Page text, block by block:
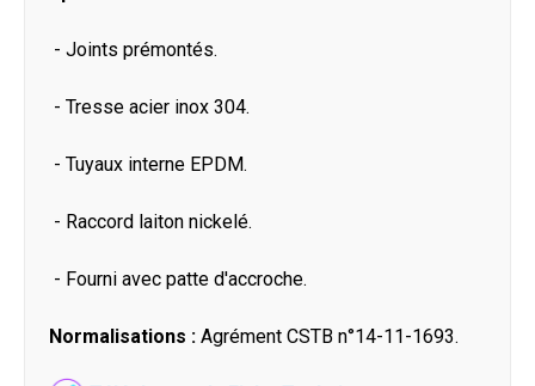
- Joints prémontés.
- Tresse acier inox 304.
- Tuyaux interne EPDM.
- Raccord laiton nickelé.
- Fourni avec patte d'accroche.
Normalisations : Agrément CSTB n°14-11-1693.